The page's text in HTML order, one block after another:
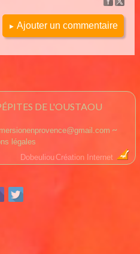
► Ajouter un commentaire
DE L'OUSTAOU
~
légales
DobeuliouCréation Internet